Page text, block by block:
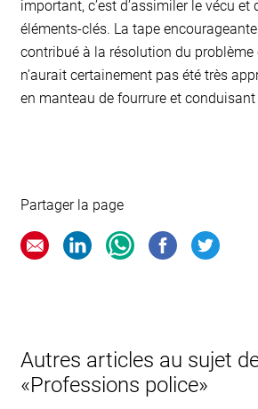
important, c’est d’assimiler le vécu et
éléments-clés. La tape
contribué à la résolution du problème
n’aurait certainement pas été très
en manteau de fourrure et conduisant
Partager la page
Autres articles au sujet
«Professions police»